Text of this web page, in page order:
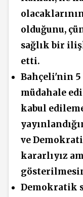
olduğunu,
sağlık bir
etti.
Bahçeli'nin 5
müdahale
kabul
ve
kararlıyız
Demokratik